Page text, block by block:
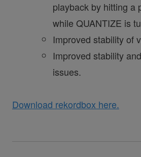
playback by hitting a
while QUANTIZE is
Improved stability of
Improved stability
issues.
Download rekordbox here.